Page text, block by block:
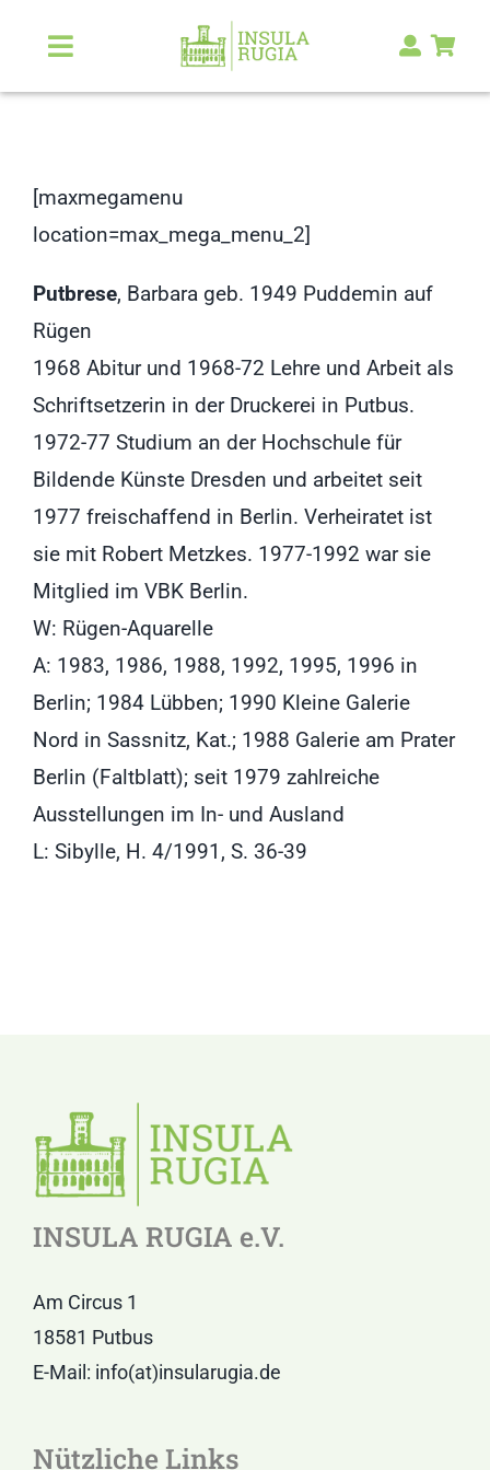
Inhalt
springen
Toggle
Navigation
Malerlexikon
RUGIA Shop NEU
[maxmegamenu
location=max_mega_menu_2]
Putbrese, Barbara geb. 1949 Puddemin auf
Rügen
1968 Abitur und 1968-72 Lehre und Arbeit als
Schriftsetzerin in der Druckerei in Putbus.
1972-77 Studium an der Hochschule für
Bildende Künste Dresden und arbeitet seit
1977 freischaffend in Berlin. Verheiratet ist
sie mit Robert Metzkes. 1977-1992 war sie
Mitglied im VBK Berlin.
W: Rügen-Aquarelle
A: 1983, 1986, 1988, 1992, 1995, 1996 in
Berlin; 1984 Lübben; 1990 Kleine Galerie
Nord in Sassnitz, Kat.; 1988 Galerie am Prater
Berlin (Faltblatt); seit 1979 zahlreiche
Ausstellungen im In- und Ausland
L: Sibylle, H. 4/1991, S. 36-39
INSULA RUGIA e.V.
Am Circus 1
18581 Putbus
E-Mail: info(at)insularugia.de
Nützliche Links